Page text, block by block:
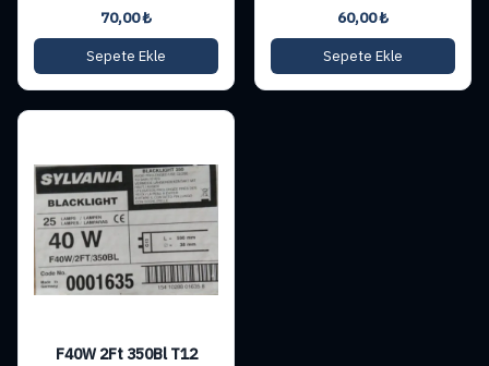
70,00₺
Sepete Ekle
60,00₺
Sepete Ekle
F40W 2Ft 350Bl T12